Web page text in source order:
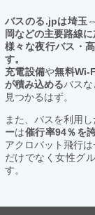
バスのる.jpは埼玉
岡などの主要路線
様々な夜行バス・
す。
充電設備や無料Wi-
が積み込めるバスな
見つかるはず。
また、バスを利用
ーは催行率94％を
アクロバット飛行
だけでなく女性グ
す。